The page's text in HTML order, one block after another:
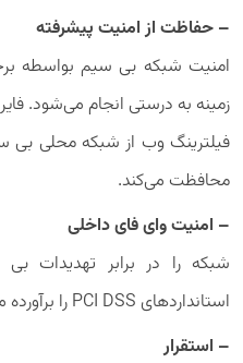
– حفاظت از امنیت پیشرفته
امنیت شبکه بی سیم بواسطه
زمینه به درستی انجام می‌شود.
فیلترینگ وب از شبکه محلی بی
محافظت می‌کند.
– امنیت وای فای داخلی
شبکه را در برابر تهدیدات
استانداردهای PCI DSS را برآورده می‌سازد.
– استقرار